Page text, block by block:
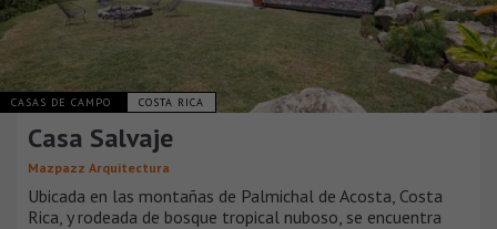
CASAS DE CAMPO COSTA RICA
Casa Salvaje
Mazpazz Arquitectura
Ubicada en las montañas de Palmichal de Acosta, Costa
Rica, y rodeada de bosque tropical nuboso, se encuentra